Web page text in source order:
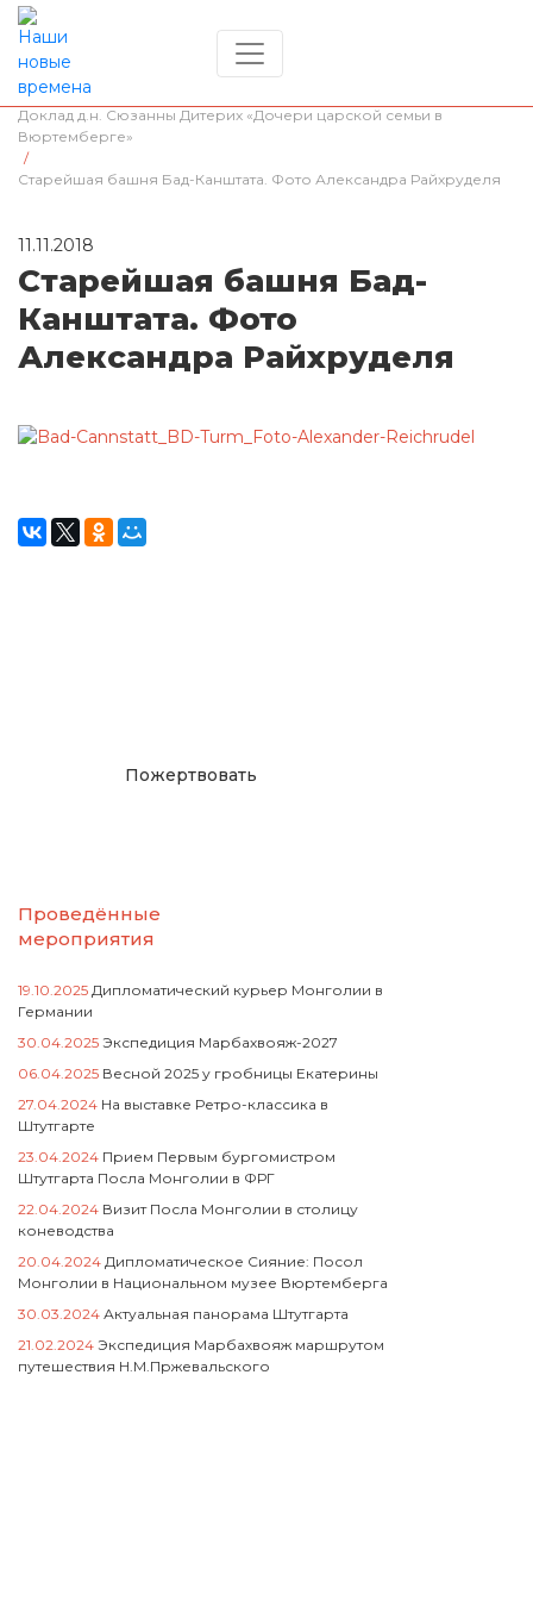
Главная /
Доклад д.н. Сюзанны Дитерих «Дочери царской семьи в
Вюртемберге»
/
Старейшая башня Бад-Канштата. Фото Александра Райхруделя
11.11.2018
Старейшая башня Бад-
Канштата. Фото
Александра Райхруделя
Пожертвовать
Проведённые
мероприятия
19.10.2025 Дипломатический курьер Монголии в
Германии
30.04.2025 Экспедиция Марбахвояж-2027
06.04.2025 Весной 2025 у гробницы Екатерины
27.04.2024 На выставке Ретро-классика в
Штутгарте
23.04.2024 Прием Первым бургомистром
Штутгарта Посла Монголии в ФРГ
22.04.2024 Визит Посла Монголии в столицу
коневодства
20.04.2024 Дипломатическое Сияние: Посол
Монголии в Национальном музее Вюртемберга
30.03.2024 Актуальная панорама Штутгарта
21.02.2024 Экспедиция Марбахвояж маршрутом
путешествия Н.М.Пржевальского